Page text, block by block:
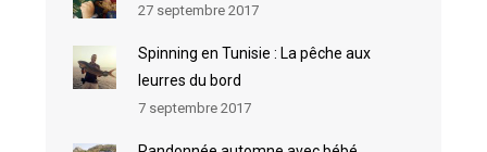
27 septembre 2017
Spinning en Tunisie : La pêche aux
leurres du bord
7 septembre 2017